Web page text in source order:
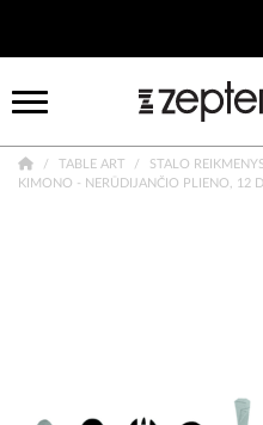
TABLE ART
STALO REIKMENYS
KIMONO - NERŪDIJANČIO PLIENO, 12